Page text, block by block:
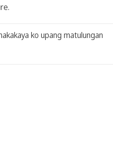
ko upang matulungan